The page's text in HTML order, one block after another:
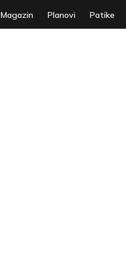
Magazin Planovi Patike